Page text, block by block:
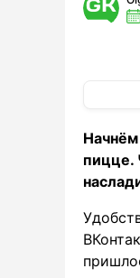
пицце.